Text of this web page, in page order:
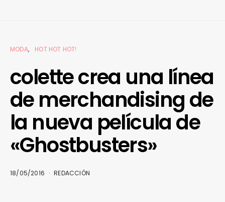
MODA HOT HOT HOT!
colette crea una línea
de merchandising de
la nueva película de
«Ghostbusters»
18/05/2016 REDACCIÓN